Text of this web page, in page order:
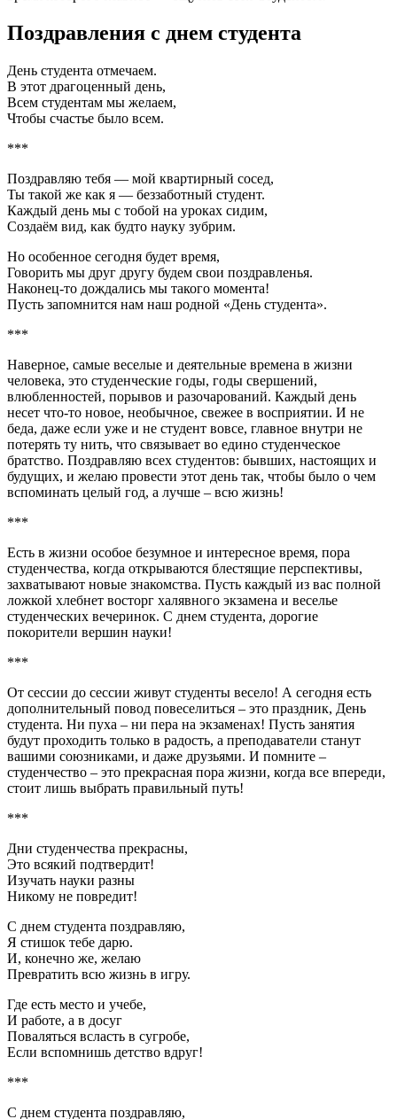
Поздравления с днем студента
День студента отмечаем.
В этот драгоценный день,
Всем студентам мы желаем,
Чтобы счастье было всем.
***
Поздравляю тебя — мой квартирный сосед,
Ты такой же как я — беззаботный студент.
Каждый день мы с тобой на уроках сидим,
Создаём вид, как будто науку зубрим.
Но особенное сегодня будет время,
Говорить мы друг другу будем свои поздравленья.
Наконец-то дождались мы такого момента!
Пусть запомнится нам наш родной «День студента».
***
Наверное, самые веселые и деятельные времена в жизни
человека, это студенческие годы, годы свершений,
влюбленностей, порывов и разочарований. Каждый день
несет что-то новое, необычное, свежее в восприятии. И не
беда, даже если уже и не студент вовсе, главное внутри не
потерять ту нить, что связывает во едино студенческое
братство. Поздравляю всех студентов: бывших, настоящих и
будущих, и желаю провести этот день так, чтобы было о чем
вспоминать целый год, а лучше – всю жизнь!
***
Есть в жизни особое безумное и интересное время, пора
студенчества, когда открываются блестящие перспективы,
захватывают новые знакомства. Пусть каждый из вас полной
ложкой хлебнет восторг халявного экзамена и веселье
студенческих вечеринок. С днем студента, дорогие
покорители вершин науки!
***
От сессии до сессии живут студенты весело! А сегодня есть
дополнительный повод повеселиться – это праздник, День
студента. Ни пуха – ни пера на экзаменах! Пусть занятия
будут проходить только в радость, а преподаватели станут
вашими союзниками, и даже друзьями. И помните –
студенчество – это прекрасная пора жизни, когда все впереди,
стоит лишь выбрать правильный путь!
***
Дни студенчества прекрасны,
Это всякий подтвердит!
Изучать науки разны
Никому не повредит!
С днем студента поздравляю,
Я стишок тебе дарю.
И, конечно же, желаю
Превратить всю жизнь в игру.
Где есть место и учебе,
И работе, а в досуг
Поваляться всласть в сугробе,
Если вспомнишь детство вдруг!
***
С днем студента поздравляю,